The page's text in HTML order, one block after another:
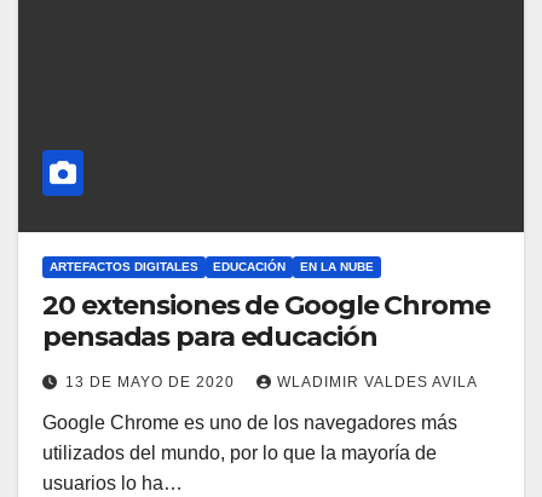
ARTEFACTOS DIGITALES EDUCACIÓN EN LA NUBE
20 extensiones de Google Chrome
pensadas para educación
13 DE MAYO DE 2020 WLADIMIR VALDES AVILA
Google Chrome es uno de los navegadores más
utilizados del mundo, por lo que la mayoría de
usuarios lo ha…